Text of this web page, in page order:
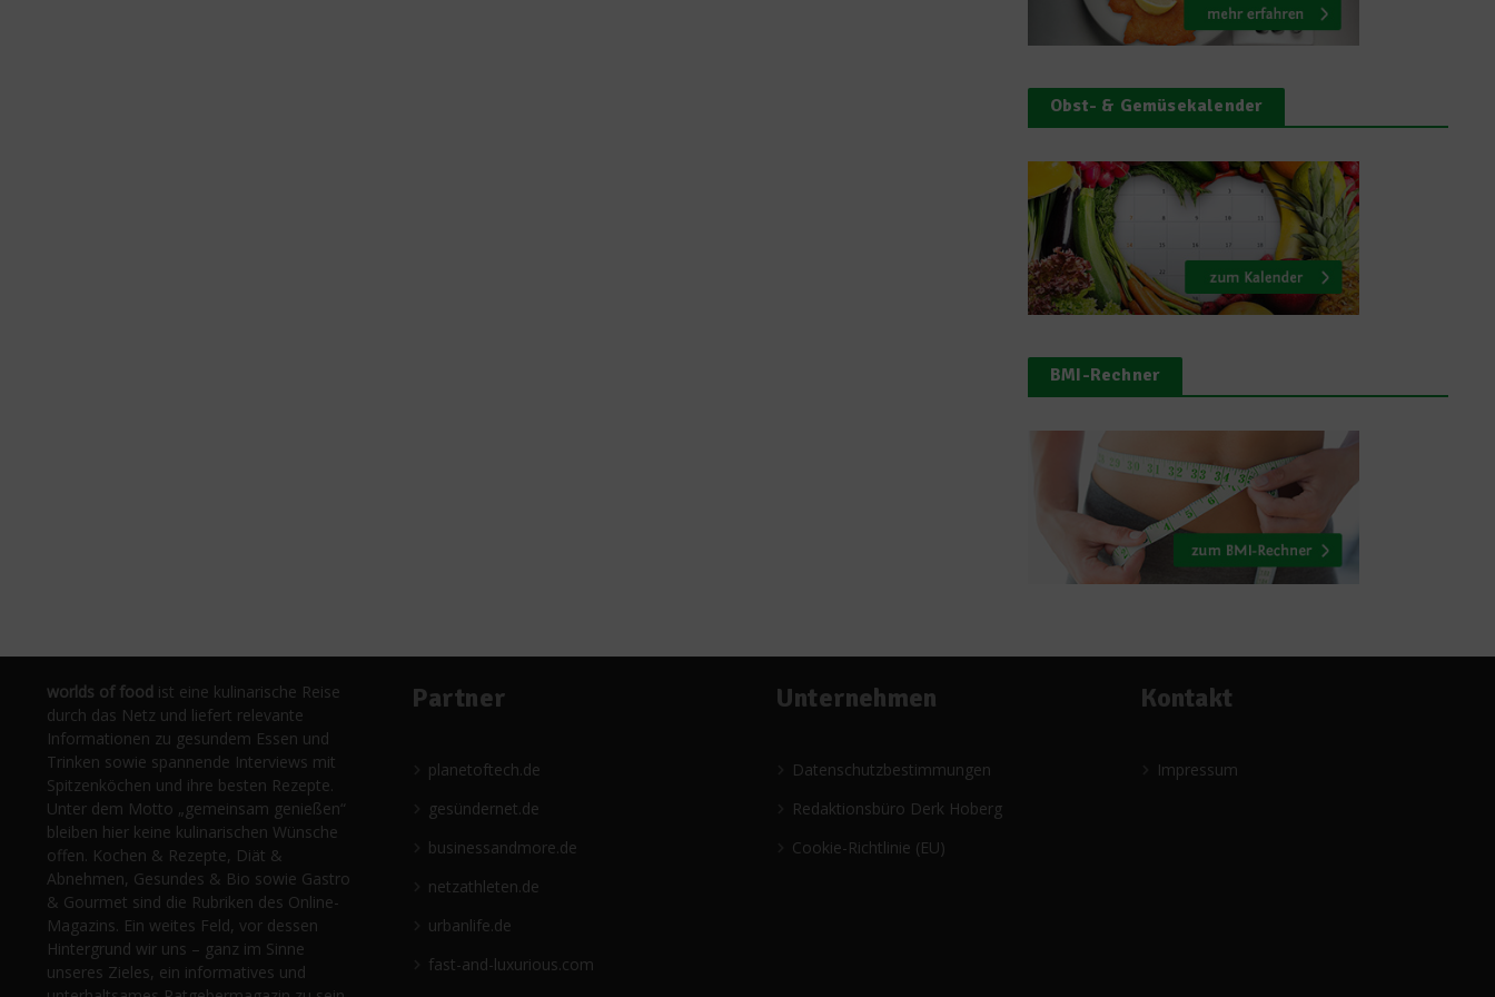
Obst- & Gemüsekalender
BMI-Rechner
worlds of food ist eine kulinarische Reise
durch das Netz und liefert relevante
Informationen zu gesundem Essen und
Trinken sowie spannende Interviews mit
Spitzenköchen und ihre besten Rezepte.
Unter dem Motto „gemeinsam genießen“
bleiben hier keine kulinarischen Wünsche
offen. Kochen & Rezepte, Diät &
Abnehmen, Gesundes & Bio sowie Gastro
& Gourmet sind die Rubriken des Online-
Magazins. Ein weites Feld, vor dessen
Hintergrund wir uns – ganz im Sinne
unseres Zieles, ein informatives und
Partner
planetoftech.de
gesündernet.de
businessandmore.de
netzathleten.de
urbanlife.de
fast-and-luxurious.com
Unternehmen
Datenschutzbestimmungen
Redaktionsbüro Derk Hoberg
Cookie-Richtlinie (EU)
Kontakt
Impressum